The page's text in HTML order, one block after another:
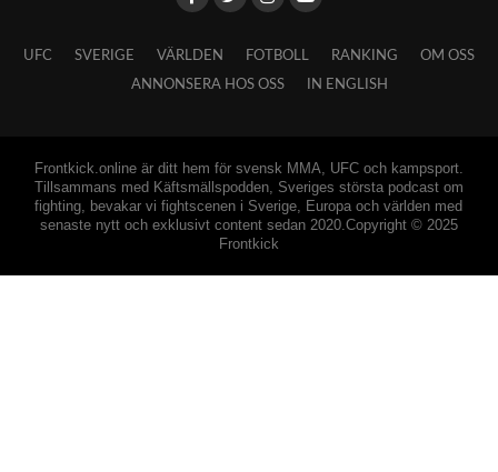
UFC SVERIGE VÄRLDEN FOTBOLL RANKING OM OSS
ANNONSERA HOS OSS IN ENGLISH
Frontkick.online är ditt hem för svensk MMA, UFC och kampsport.
Tillsammans med Käftsmällspodden, Sveriges största podcast om
fighting, bevakar vi fightscenen i Sverige, Europa och världen med
senaste nytt och exklusivt content sedan 2020.Copyright © 2025
Frontkick